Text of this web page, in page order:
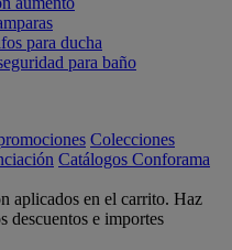
para ducha
para baño
Colecciones
Catálogos Conforama
aplicados en el carrito. Haz
descuentos e importes